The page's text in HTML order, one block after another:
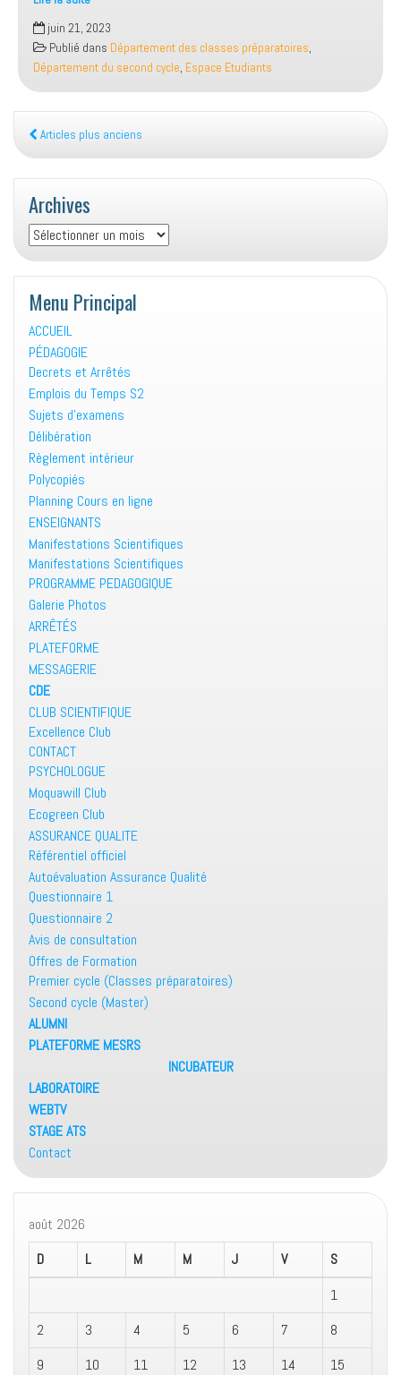
قوائم
توزيع
الطلبة
المترشحين
للمسابقة
الكتابية
للإلتحاق
بالطور
الثاني
للمدرسة
العليا
لادارة
تلمسان
دورة
جوان
2023
juin 21, 2023
Publié dans Département des classes préparatoires,
Département du second cycle, Espace Etudiants
Articles plus anciens
Archives
Archives
Menu Principal
ACCUEIL
PÉDAGOGIE
Decrets et Arrêtés
Emplois du Temps S2
Sujets d’examens
Délibération
Règlement intérieur
Polycopiés
Planning Cours en ligne
ENSEIGNANTS
Manifestations Scientifiques
Manifestations Scientifiques
PROGRAMME PEDAGOGIQUE
Galerie Photos
ARRÊTÉS
PLATEFORME
MESSAGERIE
CDE
CLUB SCIENTIFIQUE
Excellence Club
CONTACT
PSYCHOLOGUE
Moquawill Club
Ecogreen Club
ASSURANCE QUALITE
Référentiel officiel
Autoévaluation Assurance Qualité
Questionnaire 1
Questionnaire 2
Avis de consultation
Offres de Formation
Premier cycle (Classes préparatoires)
Second cycle (Master)
ALUMNI
PLATEFORME MESRS
INCUBATEUR
LABORATOIRE
WEBTV
STAGE ATS
Contact
août 2026
D
L M M J V
S
1
2
3 4 5 6 7
8
9
10 11 12 13 14
15